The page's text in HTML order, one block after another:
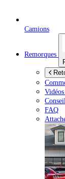
Camions
Remorques
FAQ